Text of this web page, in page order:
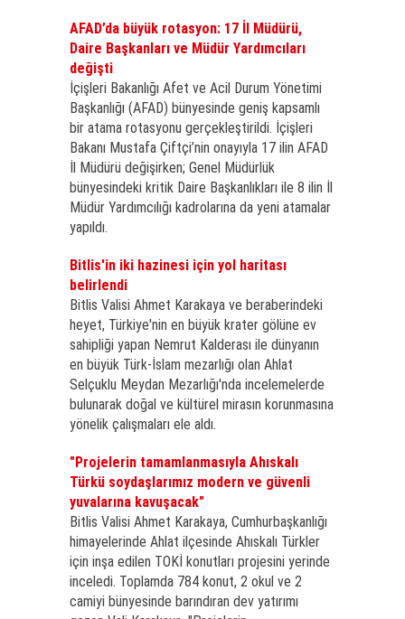
AFAD’da büyük rotasyon: 17 İl Müdürü,
Daire Başkanları ve Müdür Yardımcıları
değişti
İçişleri Bakanlığı Afet ve Acil Durum Yönetimi
Başkanlığı (AFAD) bünyesinde geniş kapsamlı
bir atama rotasyonu gerçekleştirildi. İçişleri
Bakanı Mustafa Çiftçi’nin onayıyla 17 ilin AFAD
İl Müdürü değişirken; Genel Müdürlük
bünyesindeki kritik Daire Başkanlıkları ile 8 ilin İl
Müdür Yardımcılığı kadrolarına da yeni atamalar
yapıldı.
Bitlis'in iki hazinesi için yol haritası
belirlendi
Bitlis Valisi Ahmet Karakaya ve beraberindeki
heyet, Türkiye'nin en büyük krater gölüne ev
sahipliği yapan Nemrut Kalderası ile dünyanın
en büyük Türk-İslam mezarlığı olan Ahlat
Selçuklu Meydan Mezarlığı'nda incelemelerde
bulunarak doğal ve kültürel mirasın korunmasına
yönelik çalışmaları ele aldı.
"Projelerin tamamlanmasıyla Ahıskalı
Türkü soydaşlarımız modern ve güvenli
yuvalarına kavuşacak"
Bitlis Valisi Ahmet Karakaya, Cumhurbaşkanlığı
himayelerinde Ahlat ilçesinde Ahıskalı Türkler
için inşa edilen TOKİ konutları projesini yerinde
inceledi. Toplamda 784 konut, 2 okul ve 2
camiyi bünyesinde barındıran dev yatırımı